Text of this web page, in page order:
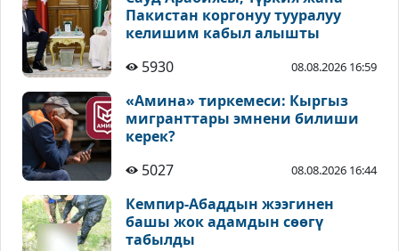
Пакистан коргонуу тууралуу
келишим кабыл алышты
5930
08.08.2026 16:59
«Амина» тиркемеси: Кыргыз
мигранттары эмнени билиши
керек?
5027
08.08.2026 16:44
Кемпир-Абаддын жээгинен
башы жок адамдын сөөгү
табылды